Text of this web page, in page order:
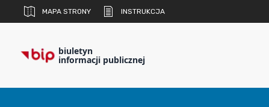
MAPA STRONY INSTRUKCJA
biuletyn
informacji publicznej